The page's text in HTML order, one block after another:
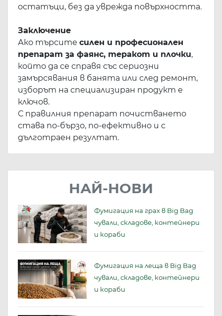
остатъци, без да уврежда повърхността.
Заключение
Ако търсите силен и професионален
препарат за фаянс, теракот и плочки,
който да се справя със сериозни
замърсявания в банята или след ремонт,
изборът на специализиран продукт е
ключов.
С правилния препарат почистването
става по-бързо, по-ефективно и с
дълготраен резултат.
НАЙ-НОВИ
Фумигация на грах в Big Bag
чували, складове, контейнери
и кораби
Фумигация на леща в Big Bag
чували, складове, контейнери
и кораби